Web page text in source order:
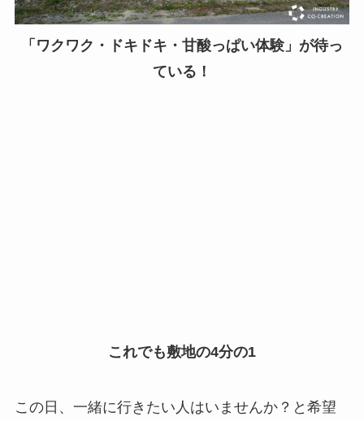
「ワクワク・ドキドキ・甘酸っぱい体験」が待っ
ている！
これでも敷地の4分の1
この日、一緒に行きたい人はいませんか？と希望